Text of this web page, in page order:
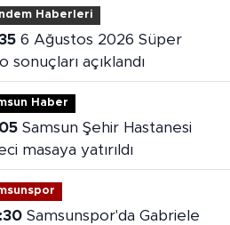
Haberleri
6 Ağustos 2026 Süper
sonuçları açıklandı
Haber
Samsun Şehir Hastanesi
masaya yatırıldı
Samsunspor'da Gabriele